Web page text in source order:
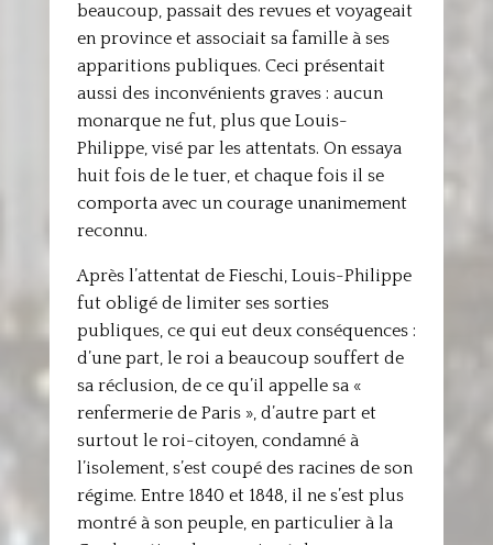
beaucoup, passait des revues et voyageait
en province et associait sa famille à ses
apparitions publiques. Ceci présentait
aussi des inconvénients graves : aucun
monarque ne fut, plus que Louis-
Philippe, visé par les attentats. On essaya
huit fois de le tuer, et chaque fois il se
comporta avec un courage unanimement
reconnu.
Après l’attentat de Fieschi, Louis-Philippe
fut obligé de limiter ses sorties
publiques, ce qui eut deux conséquences :
d’une part, le roi a beaucoup souffert de
sa réclusion, de ce qu’il appelle sa «
renfermerie de Paris », d’autre part et
surtout le roi-citoyen, condamné à
l’isolement, s’est coupé des racines de son
régime. Entre 1840 et 1848, il ne s’est plus
montré à son peuple, en particulier à la